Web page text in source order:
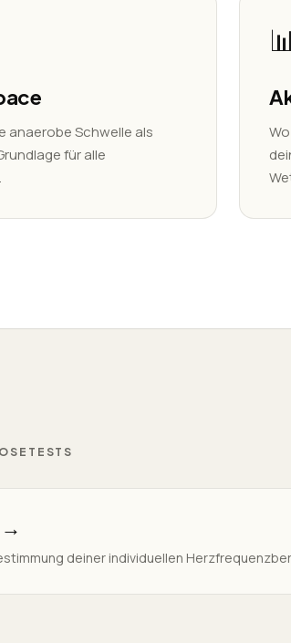
anaerobe Schwelle als
für alle
📊
→
deiner individuellen